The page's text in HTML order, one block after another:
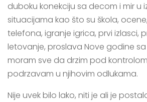
duboku konekciju sa decom i mir u
situacijama kao što su škola,
telefona, igranje igrica, prvi izlasci,
letovanje, proslava Nove godine
moram sve da drzim pod
podrzavam u njihovim odlukama.
Nije uvek bilo lako, niti je ali je